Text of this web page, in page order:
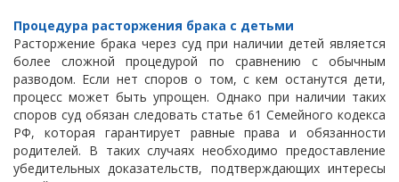
Процедура расторжения брака с детьми
Расторжение брака через суд при наличии детей является
более сложной процедурой по сравнению с обычным
разводом. Если нет споров о том, с кем останутся дети,
процесс может быть упрощен. Однако при наличии таких
споров суд обязан следовать статье 61 Семейного кодекса
РФ, которая гарантирует равные права и обязанности
родителей. В таких случаях необходимо предоставление
убедительных доказательств, подтверждающих интересы